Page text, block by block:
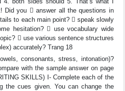
Did you  answer all the questions in
to each main point?  speak slowly
hesitation?  use vocabulary wide
 use various sentence structures
accurately? Trang 18
consonants, stress, intonation)?
with the sample answer on page
SKILLS) I- Complete each of the
the cues given. You can change the